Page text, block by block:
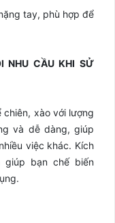
tay, phù hợp để
NHU CẦU KHI SỬ
xào với lượng
và dễ dàng, giúp
việc khác. Kích
giúp bạn chế biến